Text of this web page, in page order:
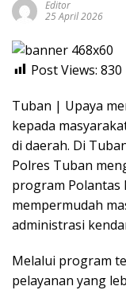
Editor
25 April 2026
Post Views: 830
Tuban | Upaya
kepada
di daerah. Di
Polres Tuban
program Polantas
mempermudah
administrasi
Melalui program
pelayanan yang